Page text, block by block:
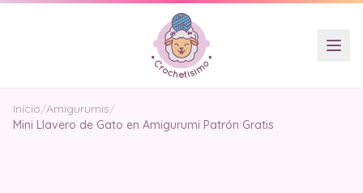
Inicio/Amigurumis/
Mini Llavero de Gato en Amigurumi Patrón Gratis